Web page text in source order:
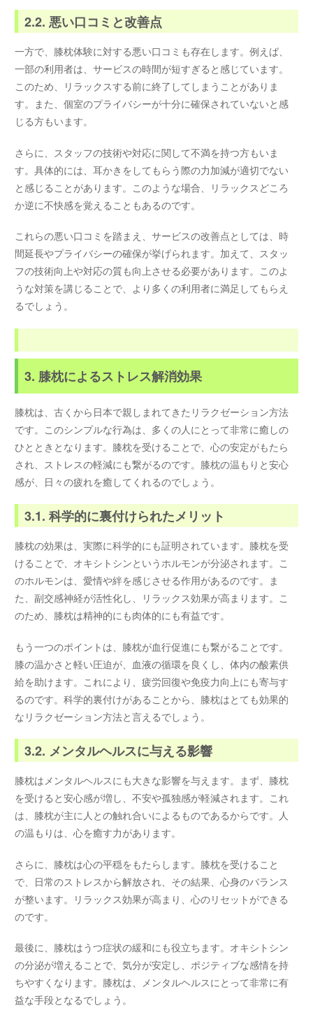
2.2. 悪い口コミと改善点
一方で、膝枕体験に対する悪い口コミも存在します。例えば、
一部の利用者は、サービスの時間が短すぎると感じています。
このため、リラックスする前に終了してしまうことがありま
す。また、個室のプライバシーが十分に確保されていないと感
じる方もいます。
さらに、スタッフの技術や対応に関して不満を持つ方もいま
す。具体的には、耳かきをしてもらう際の力加減が適切でない
と感じることがあります。このような場合、リラックスどころ
か逆に不快感を覚えることもあるのです。
これらの悪い口コミを踏まえ、サービスの改善点としては、時
間延長やプライバシーの確保が挙げられます。加えて、スタッ
フの技術向上や対応の質も向上させる必要があります。このよ
うな対策を講じることで、より多くの利用者に満足してもらえ
るでしょう。
3. 膝枕によるストレス解消効果
膝枕は、古くから日本で親しまれてきたリラクゼーション方法
です。このシンプルな行為は、多くの人にとって非常に癒しの
ひとときとなります。膝枕を受けることで、心の安定がもたら
され、ストレスの軽減にも繋がるのです。膝枕の温もりと安心
感が、日々の疲れを癒してくれるのでしょう。
3.1. 科学的に裏付けられたメリット
膝枕の効果は、実際に科学的にも証明されています。膝枕を受
けることで、オキシトシンというホルモンが分泌されます。こ
のホルモンは、愛情や絆を感じさせる作用があるのです。ま
た、副交感神経が活性化し、リラックス効果が高まります。こ
のため、膝枕は精神的にも肉体的にも有益です。
もう一つのポイントは、膝枕が血行促進にも繋がることです。
膝の温かさと軽い圧迫が、血液の循環を良くし、体内の酸素供
給を助けます。これにより、疲労回復や免疫力向上にも寄与す
るのです。科学的裏付けがあることから、膝枕はとても効果的
なリラクゼーション方法と言えるでしょう。
3.2. メンタルヘルスに与える影響
膝枕はメンタルヘルスにも大きな影響を与えます。まず、膝枕
を受けると安心感が増し、不安や孤独感が軽減されます。これ
は、膝枕が主に人との触れ合いによるものであるからです。人
の温もりは、心を癒す力があります。
さらに、膝枕は心の平穏をもたらします。膝枕を受けること
で、日常のストレスから解放され、その結果、心身のバランス
が整います。リラックス効果が高まり、心のリセットができる
のです。
最後に、膝枕はうつ症状の緩和にも役立ちます。オキシトシン
の分泌が増えることで、気分が安定し、ポジティブな感情を持
ちやすくなります。膝枕は、メンタルヘルスにとって非常に有
益な手段となるでしょう。